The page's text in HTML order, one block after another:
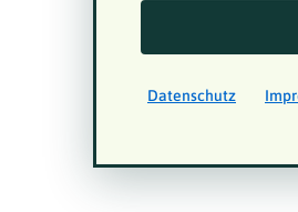
Datenschutz